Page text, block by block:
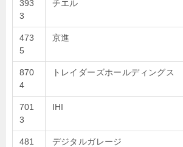
393
3
チエル
473
5
京進
870
4
トレイダーズホールディングス
701
3
IHI
481
デジタルガレージ